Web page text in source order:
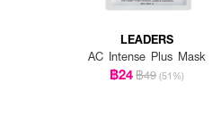
LEADERS
AC Intense Plus Mask
฿24฿49 (51%)